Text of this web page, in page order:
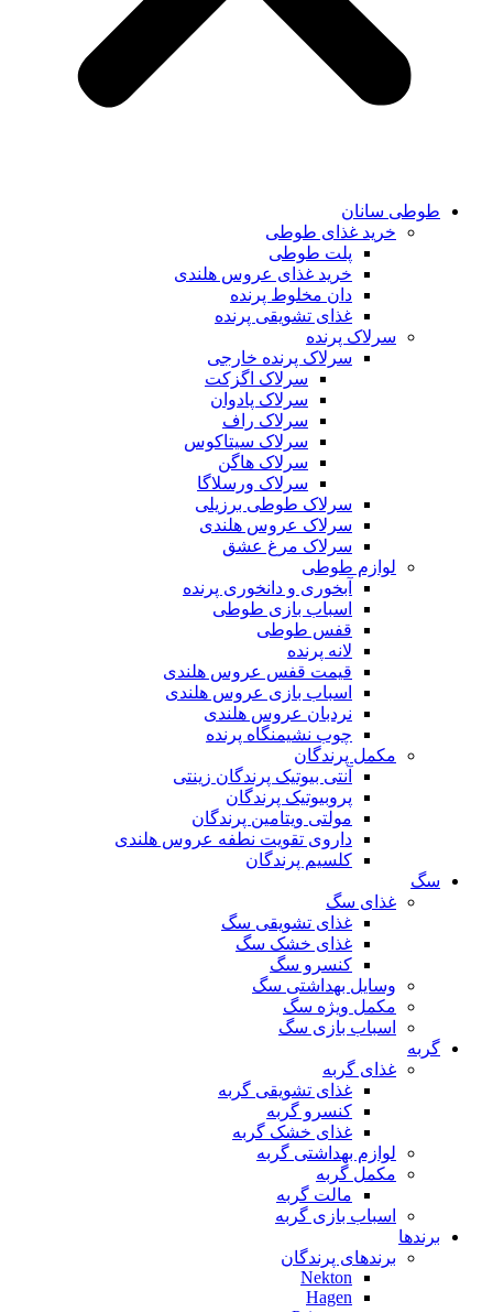
طوطی سانان
خرید غذای طوطی
پلت طوطی
خرید غذای عروس هلندی
دان مخلوط پرنده
غذای تشویقی پرنده
سرلاک پرنده
سرلاک پرنده خارجی
سرلاک اگزکت
سرلاک پادوان
سرلاک راف
سرلاک سیتاکوس
سرلاک هاگن
سرلاک ورسلاگا
سرلاک طوطی برزیلی
سرلاک عروس هلندی
سرلاک مرغ عشق
لوازم طوطی
آبخوری و دانخوری پرنده
اسباب بازی طوطی
قفس طوطی
لانه پرنده
قیمت قفس عروس هلندی
اسباب بازی عروس هلندی
نردبان عروس هلندی
چوب نشیمنگاه پرنده
مکمل پرندگان
آنتی بیوتیک پرندگان زینتی
پروبیوتیک پرندگان
مولتی ویتامین پرندگان
داروی تقویت نطفه عروس هلندی
کلسیم پرندگان
سگ
غذای سگ
غذای تشویقی سگ
غذای خشک سگ
کنسرو سگ
وسایل بهداشتی سگ
مکمل ویژه سگ
اسباب بازی سگ
گربه
غذای گربه
غذای تشویقی گربه
کنسرو گربه
غذای خشک گربه
لوازم بهداشتی گربه
مکمل گربه
مالت گربه
اسباب بازی گربه
برندها
برندهای پرندگان
Nekton
Hagen